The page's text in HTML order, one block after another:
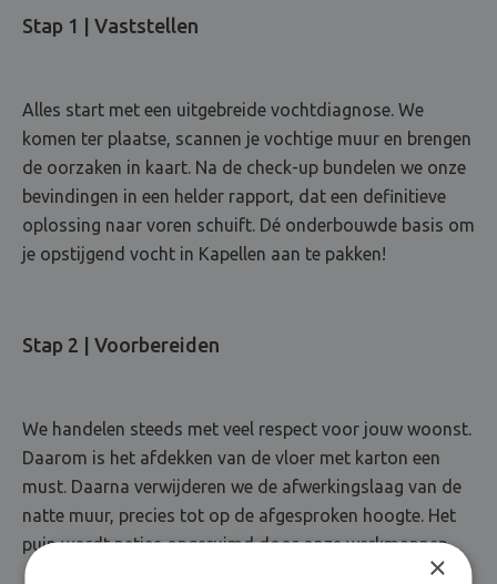
Stap 1 | Vaststellen
Alles start met een uitgebreide vochtdiagnose. We
komen ter plaatse, scannen je vochtige muur en brengen
de oorzaken in kaart. Na de check-up bundelen we onze
bevindingen in een helder rapport, dat een definitieve
oplossing naar voren schuift. Dé onderbouwde basis om
je opstijgend vocht in Kapellen aan te pakken!
Stap 2 | Voorbereiden
We handelen steeds met veel respect voor jouw woonst.
Daarom is het afdekken van de vloer met karton een
must. Daarna verwijderen we de afwerkingslaag van de
natte muur, precies tot op de afgesproken hoogte. Het
puin wordt netjes opgeruimd door onze werkmannen.
×